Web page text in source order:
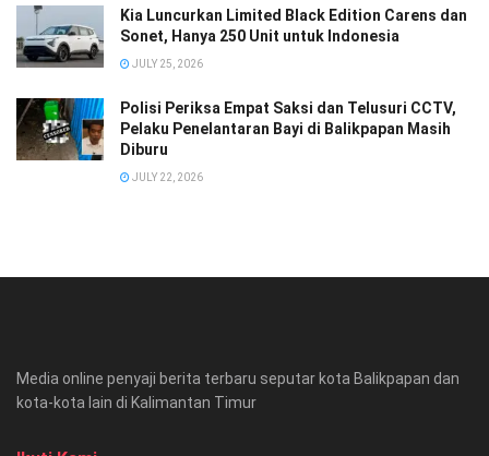
Kia Luncurkan Limited Black Edition Carens dan
Sonet, Hanya 250 Unit untuk Indonesia
JULY 25, 2026
Polisi Periksa Empat Saksi dan Telusuri CCTV,
Pelaku Penelantaran Bayi di Balikpapan Masih
Diburu
JULY 22, 2026
Media online penyaji berita terbaru seputar kota Balikpapan dan
kota-kota lain di Kalimantan Timur